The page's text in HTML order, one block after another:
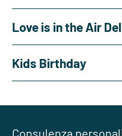
Love is in the Air
Kids Birthday
Consulenza